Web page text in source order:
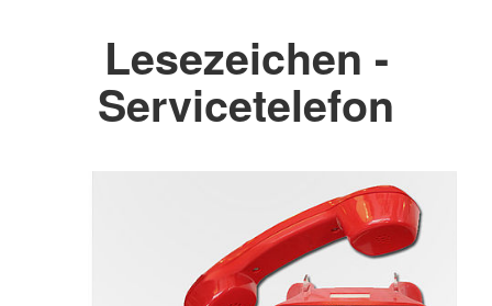
Lesezeichen -
Servicetelefon